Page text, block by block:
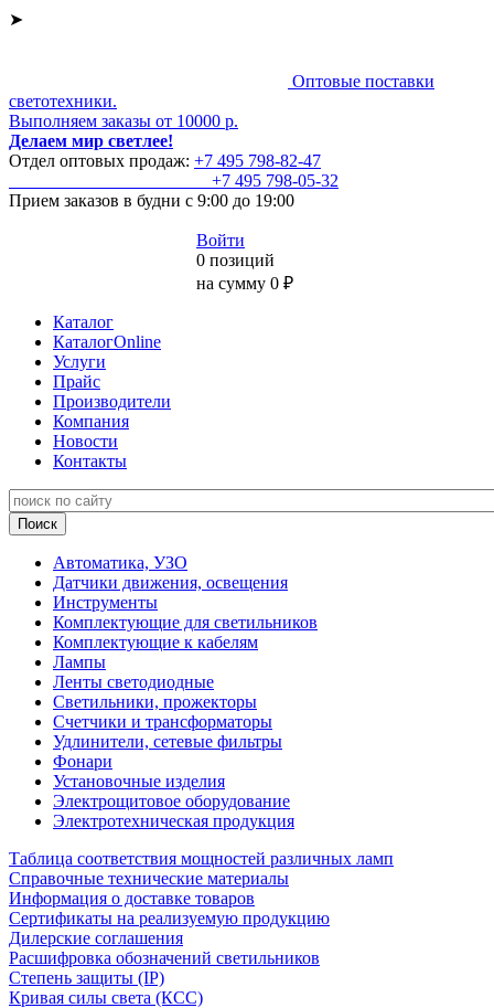
➤
Оптовые поставки
светотехники.
Выполняем заказы от 10000 р.
Делаем мир светлее!
Отдел оптовых продаж: +7 495 798-82-47
+7 495 798-05-32
Прием заказов в будни с 9:00 до 19:00
Войти
0 позиций
на сумму 0 ₽
Каталог
КаталогOnline
Услуги
Прайс
Производители
Компания
Новости
Контакты
Автоматика, УЗО
Датчики движения, освещения
Инструменты
Комплектующие для светильников
Комплектующие к кабелям
Лампы
Ленты светодиодные
Светильники, прожекторы
Счетчики и трансформаторы
Удлинители, сетевые фильтры
Фонари
Установочные изделия
Электрощитовое оборудование
Электротехническая продукция
Таблица соответствия мощностей различных ламп
Справочные технические материалы
Информация о доставке товаров
Сертификаты на реализуемую продукцию
Дилерские соглашения
Расшифровка обозначений светильников
Степень защиты (IP)
Кривая силы света (КСС)